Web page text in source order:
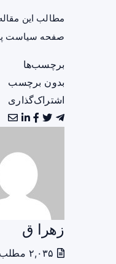
مطالب این
صفحه سیاست
برچسب‌ها
بدون برچسب
اشتراک‌گذاری
زهرا ق